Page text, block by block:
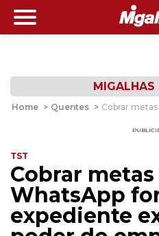
MIGALHAS
Home > Quentes > Cobrar
TST
Cobrar
WhatsApp
expediente